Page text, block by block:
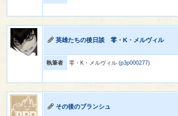
英雄たちの後日談 零・K・メルヴィル
執筆者 零・K・メルヴィル (p3p000277)
その後のブランシュ